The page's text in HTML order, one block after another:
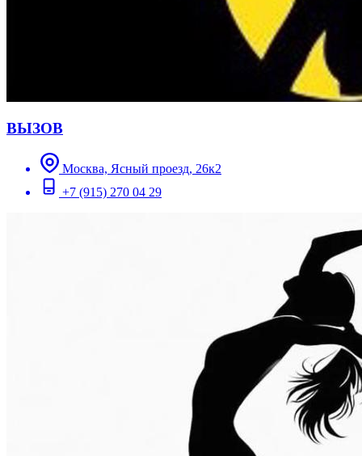
ВЫЗОВ
Москва, Ясный проезд, 26к2
+7 (915) 270 04 29